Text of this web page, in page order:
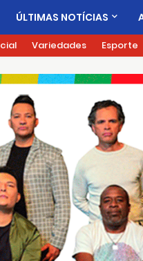
ÚLTIMAS NOTÍCIAS
Variedades Esporte